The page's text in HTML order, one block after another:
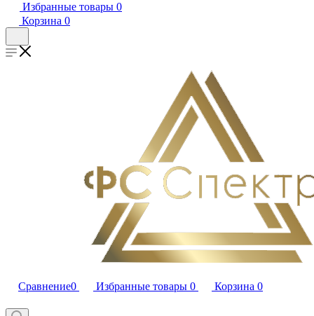
Избранные товары 0
Корзина 0
Сравнение0 Избранные товары 0 Корзина 0